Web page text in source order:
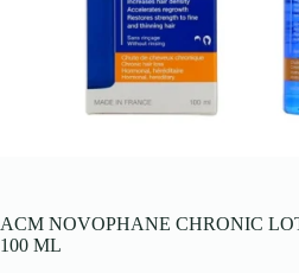
ACM NOVOPHANE CHRONIC
100 ML